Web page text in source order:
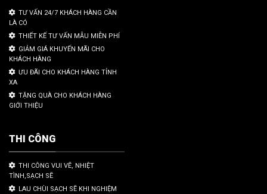
TƯ VẤN 24/7 KHÁCH HÀNG CẦN
LÀ CÓ
THIẾT KẾ TƯ VẤN MẪU MIỄN PHÍ
GIẢM GIÁ KHUYẾN MÃI CHO
KHÁCH HÀNG
ƯU ĐÃI CHO KHÁCH HÀNG TỈNH
XA
TẶNG QUÀ CHO KHÁCH HÀNG
GIỚI THIỆU
THI CÔNG
THI CÔNG VUI VẼ, NHIỆT
TÌNH,SẠCH SẼ
LAU CHÙI SẠCH SẼ KHI NGHIỆM